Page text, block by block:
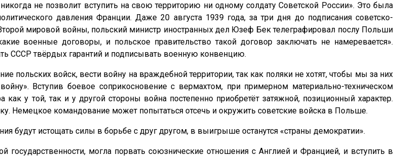
не позволит вступить на свою территорию ни одному солдату Советской России». Это была
давления Франции. Даже 20 августа 1939 года, за три дня до подписания советско-
мировой войны, польский министр иностранных дел Юзеф Бек телеграфировал послу Польши
военные договоры, и польское правительство такой договор заключать не намеревается».
СССР твёрдых гарантий и подписывать военную конвенцию.
польских войск, вести войну на враждебной территории, так как поляки не хотят, чтобы мы за них
Вступив боевое соприкосновение с вермахтом, при примерном материально-техническом
у той, так и у другой стороны война постепенно приобретёт затяжной, позиционный характер.
Немецкое командование может попытаться отсечь и окружить советские войска в Польше.
будут истощать силы в борьбе с друг другом, в выигрыше останутся «страны демократии».
могла порвать союзнические отношения с Англией и Францией, и вступить в